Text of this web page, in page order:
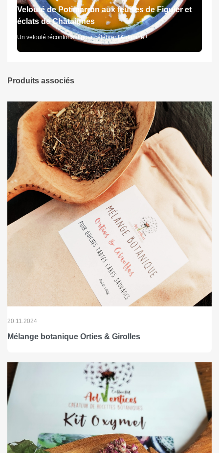
Velouté de Potimarron aux feuilles de Figuier et
éclats de Châtaignes
Un velouté réconfortant pour célébrer l'Automne !.
Produits associés
20.11.2024
Mélange botanique Orties & Girolles